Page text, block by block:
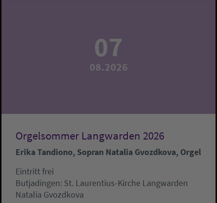
07
08.2026
Orgelsommer Langwarden 2026
Erika Tandiono, Sopran Natalia Gvozdkova, Orgel
Eintritt frei
Butjadingen: St. Laurentius-Kirche Langwarden
Natalia Gvozdkova